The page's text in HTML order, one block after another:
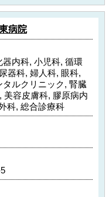
病院
内科, 小児科, 循環
器科, 婦人科, 眼科,
ルクリニック, 腎臓
美容皮膚科, 膠原病内
科, 総合診療科